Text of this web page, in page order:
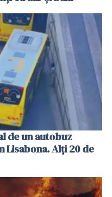
de un autobuz
Lisabona. Alți 20 de